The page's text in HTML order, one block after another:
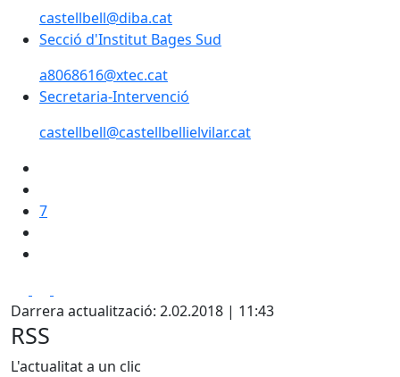
castellbell@diba.cat
Secció d'Institut Bages Sud
Secció d'Institut Bages Sud
a8068616@xtec.cat
Secretaria-Intervenció
castellbell@castellbellielvilar.cat
7
Darrera actualització: 2.02.2018 | 11:43
RSS
L'actualitat a un clic